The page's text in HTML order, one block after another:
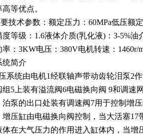
等优点。
技术参数：额定压力：60MPa低压额
度等级：1.6液体介质(乳化液)：3-5%油
率：3KW电压：380V电机转速：
统简介
系统由电机1经联轴声带动齿轮泪泵2
组5上装有溢流阀6电磁换向阀 9和调速
泊泵的出口处装有调速阀7用于控制增
增压缸由电磁换向阀控制，当大活塞
体在大气压力的作用进入缸体内，当